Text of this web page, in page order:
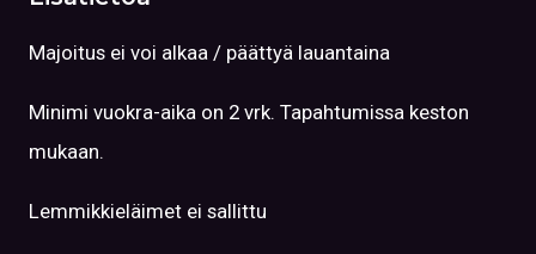
Majoitus ei voi alkaa / päättyä lauantaina
Minimi vuokra-aika on 2 vrk. Tapahtumissa keston
mukaan.
Lemmikkieläimet ei sallittu